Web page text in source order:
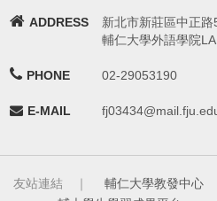
ADDRESS
新北市新莊區中正路
輔仁大學外語學院
PHONE 02-29053190
E-MAIL
友站連結 ｜ 輔仁大學教發中心